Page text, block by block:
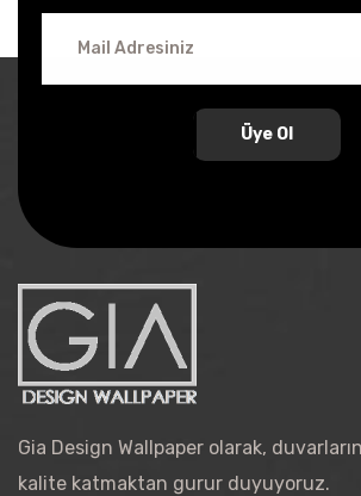
Üye Ol
Gia Design Wallpaper olarak,
kalite katmaktan gurur duyuyoruz.